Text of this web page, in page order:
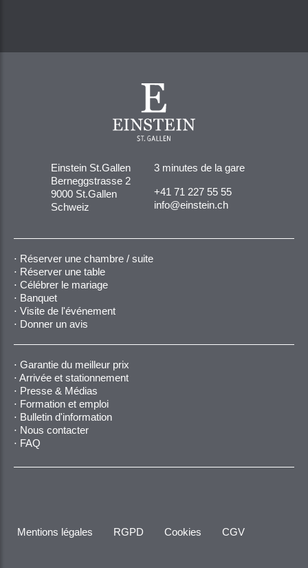
Einstein St.Gallen
Berneggstrasse 2
9000 St.Gallen
Schweiz
3 minutes de la gare
+41 71 227 55 55
info@einstein.ch
Réserver une chambre / suite
Réserver une table
Célébrer le mariage
Banquet
Visite de l'événement
Donner un avis
Garantie du meilleur prix
Arrivée et stationnement
Presse & Médias
Formation et emploi
Bulletin d'information
Nous contacter
FAQ
Mentions légales RGPD Cookies CGV